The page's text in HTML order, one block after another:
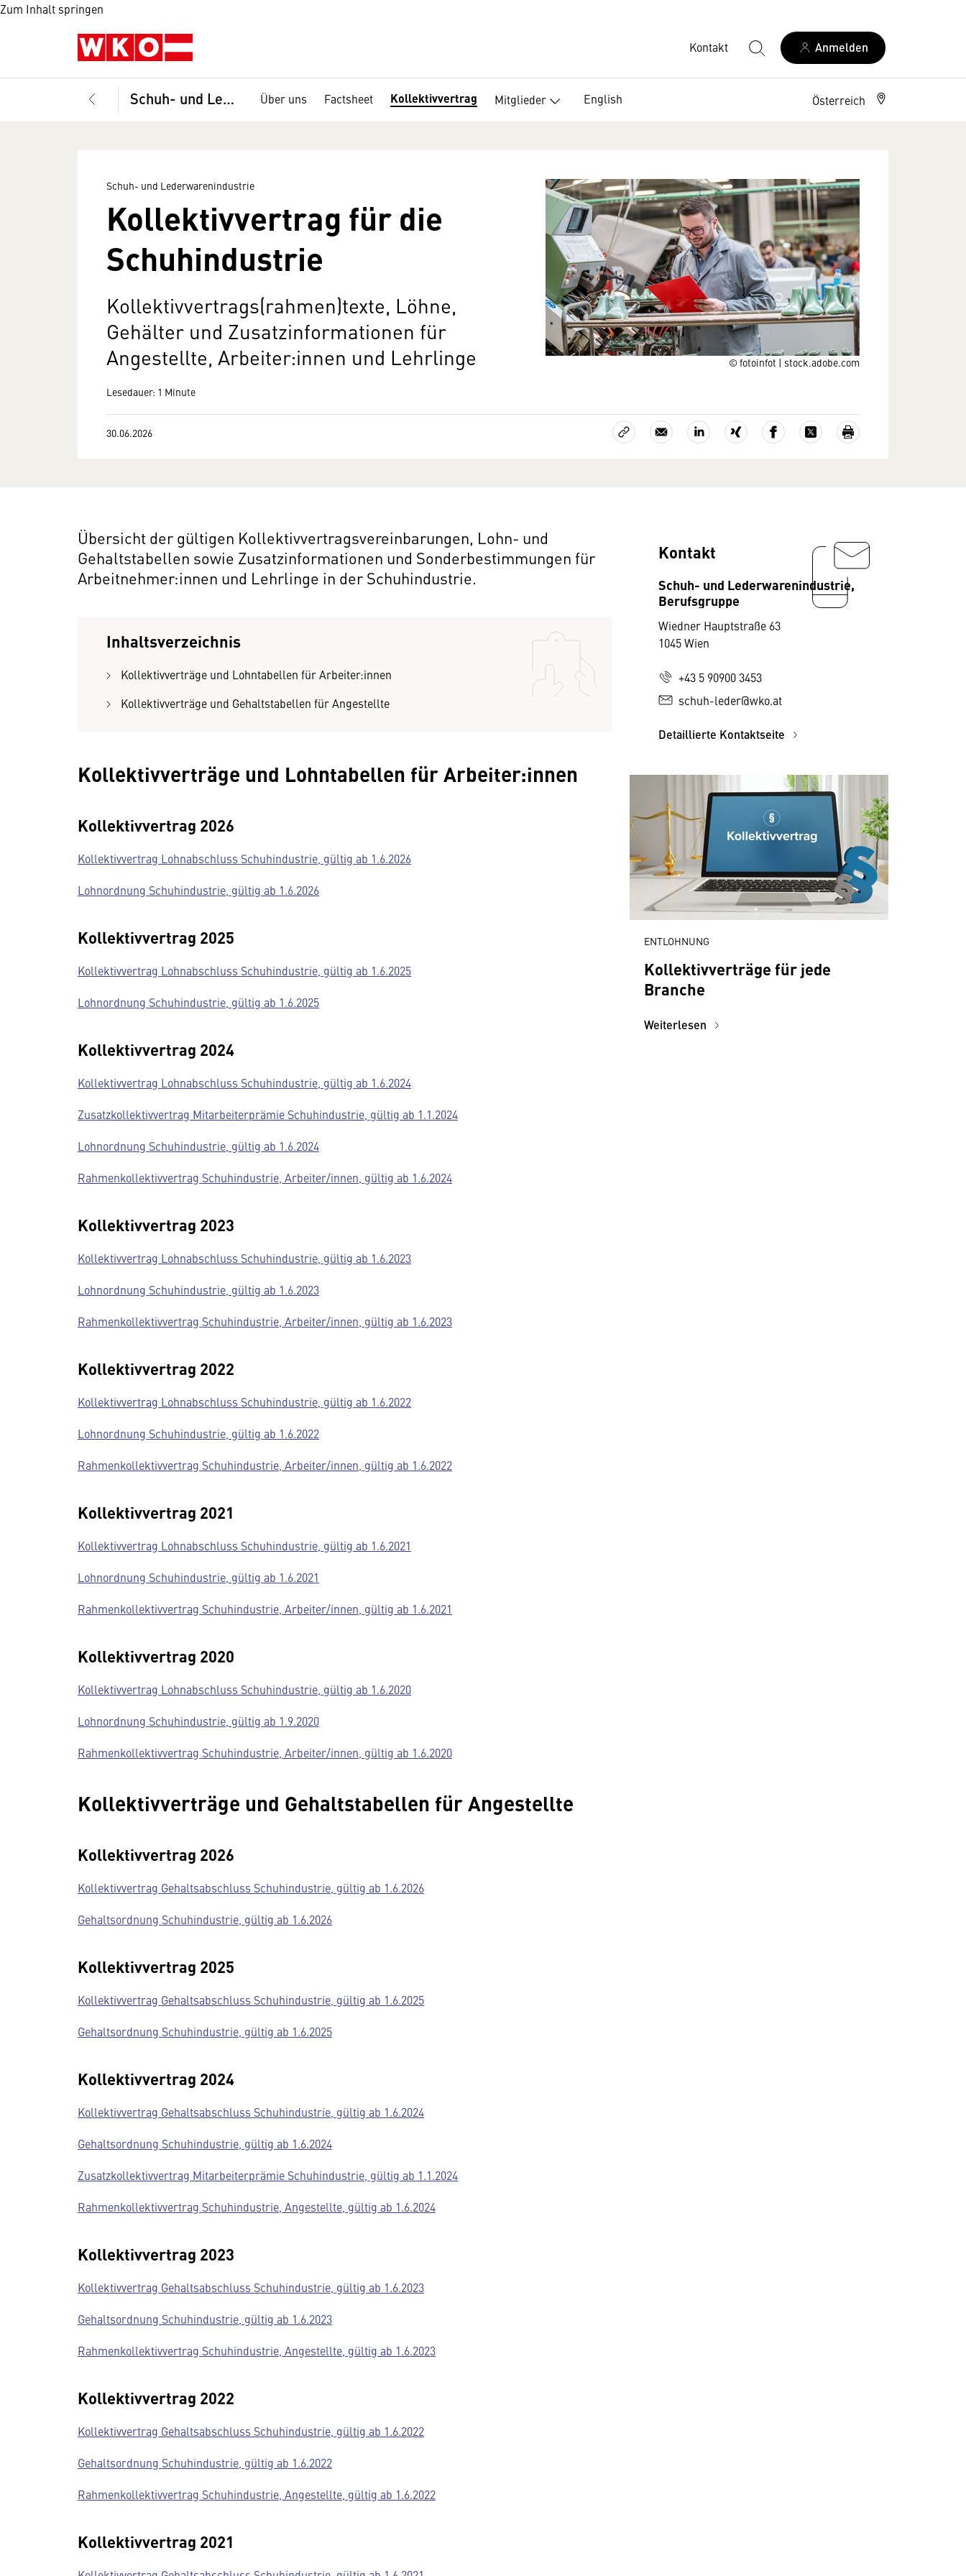
Zum Inhalt springen
Kontakt Anmelden
Schuh- und Lederwarenindustrie Über uns Factsheet Kollektivvertrag Mitglieder English Österreich
© fotoinfot | stock.adobe.com
Schuh- und Lederwarenindustrie
Kollektivvertrag für die
Schuhindustrie
Kollektivvertrags(rahmen)texte, Löhne,
Gehälter und Zusatzinformationen für
Angestellte, Arbeiter:innen und Lehrlinge
Lesedauer: 1 Minute
30.06.2026
Übersicht der gültigen Kollektivvertragsvereinbarungen, Lohn- und
Gehaltstabellen sowie Zusatzinformationen und Sonderbestimmungen für
Arbeitnehmer:innen und Lehrlinge in der Schuhindustrie.
Inhaltsverzeichnis
Kollektivverträge und Lohntabellen für Arbeiter:innen
Kollektivverträge und Gehaltstabellen für Angestellte
Kollektivverträge und Lohntabellen für Arbeiter:innen
Kollektivvertrag 2026
Kollektivvertrag Lohnabschluss Schuhindustrie, gültig ab 1.6.2026
Lohnordnung Schuhindustrie, gültig ab 1.6.2026
Kollektivvertrag 2025
Kollektivvertrag Lohnabschluss Schuhindustrie, gültig ab 1.6.2025
Lohnordnung Schuhindustrie, gültig ab 1.6.2025
Kollektivvertrag 2024
Kollektivvertrag Lohnabschluss Schuhindustrie, gültig ab 1.6.2024
Zusatzkollektivvertrag Mitarbeiterprämie Schuhindustrie, gültig ab 1.1.2024
Lohnordnung Schuhindustrie, gültig ab 1.6.2024
Rahmenkollektivvertrag Schuhindustrie, Arbeiter/innen, gültig ab 1.6.2024
Kollektivvertrag 2023
Kollektivvertrag Lohnabschluss Schuhindustrie, gültig ab 1.6.2023
Lohnordnung Schuhindustrie, gültig ab 1.6.2023
Rahmenkollektivvertrag Schuhindustrie, Arbeiter/innen, gültig ab 1.6.2023
Kollektivvertrag 2022
Kollektivvertrag Lohnabschluss Schuhindustrie, gültig ab 1.6.2022
Lohnordnung Schuhindustrie, gültig ab 1.6.2022
Rahmenkollektivvertrag Schuhindustrie, Arbeiter/innen, gültig ab 1.6.2022
Kollektivvertrag 2021
Kollektivvertrag Lohnabschluss Schuhindustrie, gültig ab 1.6.2021
Lohnordnung Schuhindustrie, gültig ab 1.6.2021
Rahmenkollektivvertrag Schuhindustrie, Arbeiter/innen, gültig ab 1.6.2021
Kollektivvertrag 2020
Kollektivvertrag Lohnabschluss Schuhindustrie, gültig ab 1.6.2020
Lohnordnung Schuhindustrie, gültig ab 1.9.2020
Rahmenkollektivvertrag Schuhindustrie, Arbeiter/innen, gültig ab 1.6.2020
Kollektivverträge und Gehaltstabellen für Angestellte
Kollektivvertrag 2026
Kollektivvertrag Gehaltsabschluss Schuhindustrie, gültig ab 1.6.2026
Gehaltsordnung Schuhindustrie, gültig ab 1.6.2026
Kollektivvertrag 2025
Kollektivvertrag Gehaltsabschluss Schuhindustrie, gültig ab 1.6.2025
Gehaltsordnung Schuhindustrie, gültig ab 1.6.2025
Kollektivvertrag 2024
Kollektivvertrag Gehaltsabschluss Schuhindustrie, gültig ab 1.6.2024
Gehaltsordnung Schuhindustrie, gültig ab 1.6.2024
Zusatzkollektivvertrag Mitarbeiterprämie Schuhindustrie, gültig ab 1.1.2024
Rahmenkollektivvertrag Schuhindustrie, Angestellte, gültig ab 1.6.2024
Kollektivvertrag 2023
Kollektivvertrag Gehaltsabschluss Schuhindustrie, gültig ab 1.6.2023
Gehaltsordnung Schuhindustrie, gültig ab 1.6.2023
Rahmenkollektivvertrag Schuhindustrie, Angestellte, gültig ab 1.6.2023
Kollektivvertrag 2022
Kollektivvertrag Gehaltsabschluss Schuhindustrie, gültig ab 1.6.2022
Gehaltsordnung Schuhindustrie, gültig ab 1.6.2022
Rahmenkollektivvertrag Schuhindustrie, Angestellte, gültig ab 1.6.2022
Kollektivvertrag 2021
Kontakt
Schuh- und Lederwarenindustrie,
Berufsgruppe
Wiedner Hauptstraße 63
1045 Wien
+43 5 90900 3453
schuh-leder@wko.at
Detaillierte Kontaktseite
ENTLOHNUNG
Kollektivverträge für jede
Branche
Weiterlesen